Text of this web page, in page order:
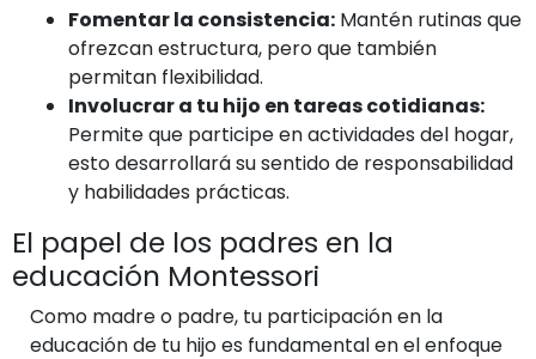
Fomentar la consistencia: Mantén rutinas que
ofrezcan estructura, pero que también
permitan flexibilidad.
Involucrar a tu hijo en tareas cotidianas:
Permite que participe en actividades del hogar,
esto desarrollará su sentido de responsabilidad
y habilidades prácticas.
El papel de los padres en la
educación Montessori
Como madre o padre, tu participación en la
educación de tu hijo es fundamental en el enfoque